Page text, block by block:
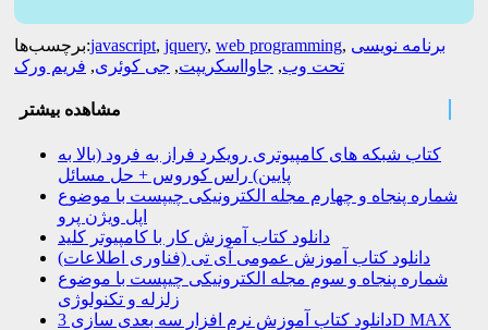
برچسب‌ها:javascript, jquery, web programming, برنامه نویسی
تحت وب, جاوااسکریپت, جی کوئری, فریم ورک
مشاهده بیشتر
کتاب شبکه های کامپیوتری رویکرد فراز به فرود (بالا به
پایین) راس کوروس + حل مسائل
شماره پنجاه و چهارم مجله الکترونیکی چیپست با موضوع
اپل ویژن پرو
دانلود کتاب آموزش کار با کامپیوتر کلید
دانلود کتاب آموزش عمومی آی تی (فناوری اطلاعات)
شماره پنجاه و سوم مجله الکترونیکی چیپست با موضوع
زلزله و تکنولوژی
دانلود کتاب آموزش نرم افزار سه بعدی سازی 3D MAX